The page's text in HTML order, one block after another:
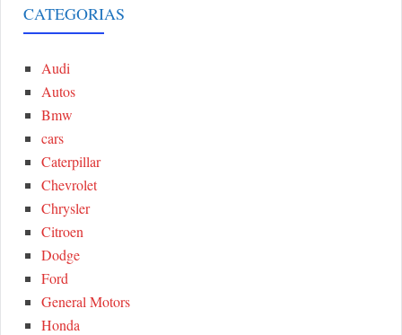
r
c
CATEGORIAS
Audi
Autos
Bmw
cars
Caterpillar
Chevrolet
Chrysler
Citroen
Dodge
Ford
General Motors
Honda